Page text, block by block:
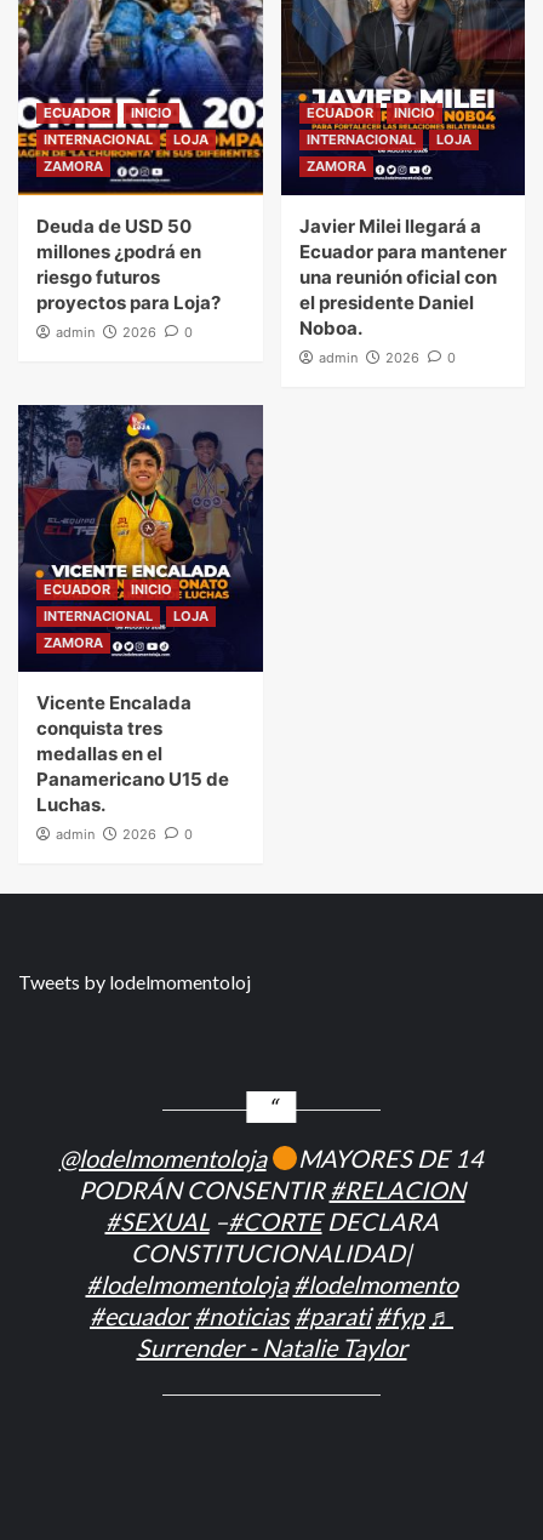
ECUADOR
INICIO
INTERNACIONAL
LOJA
ZAMORA
Deuda de USD 50
millones ¿podrá en
riesgo futuros
proyectos para Loja?
admin 2026 0
ECUADOR
INICIO
INTERNACIONAL
LOJA
ZAMORA
Javier Milei llegará a
Ecuador para mantener
una reunión oficial con
el presidente Daniel
Noboa.
admin 2026 0
ECUADOR
INICIO
INTERNACIONAL
LOJA
ZAMORA
Vicente Encalada
conquista tres
medallas en el
Panamericano U15 de
Luchas.
admin 2026 0
Tweets by lodelmomentoloj
@lodelmomentoloja
MAYORES DE 14
PODRÁN CONSENTIR#RELACION
#SEXUAL–#CORTEDECLARA
CONSTITUCIONALIDAD|
#lodelmomentoloja #lodelmomento
#ecuador #noticias #parati #fyp ♬
Surrender - Natalie Taylor